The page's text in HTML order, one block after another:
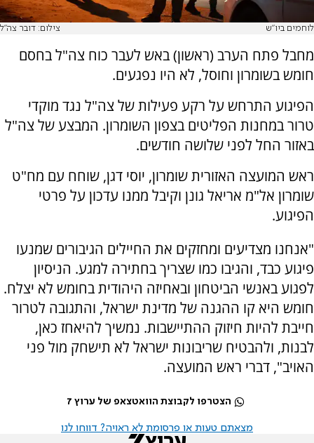
לוחמים ביו"ש צילום: דובר צה"ל
מחבל פתח הערב (ראשון) באש לעבר כוח צה"ל בחסם
חומש בשומרון וחוסל, לא היו נפגעים.
הפיגוע התרחש על רקע פעילות של צה"ל נגד מוקדי
טרור במחנות הפליטים בצפון השומרון. המבצע של צה"ל
באזור החל לפני שלושה חודשים.
ראש המועצה האזורית שומרון, יוסי דגן, שוחח עם מח"ט
שומרון אל"מ אריאל גונן וקיבל ממנו עדכון על פרטי
הפיגוע.
"אנחנו מצדיעים ומחזקים את החיילים הגיבורים שמנעו
פיגוע כבד, והגיבו כמו שצריך בחתירה למגע. הניסיון
לפגוע באנשי הביטחון ובאחיזה היהודית בחומש לא יצלח.
חומש היא קו ההגנה של מדינת ישראל, והתגובה לטרור
חייבת להיות חיזוק ההתיישבות. נמשיך להיאחז כאן,
לבנות, ולהבטיח שריבונות ישראל לא תישחק מול פני
האויב", דברי ראש המועצה.
הצטרפו לקבוצת הוואטצאפ של ערוץ 7
מצאתם טעות או פרסומת לא ראויה? דווחו לנו